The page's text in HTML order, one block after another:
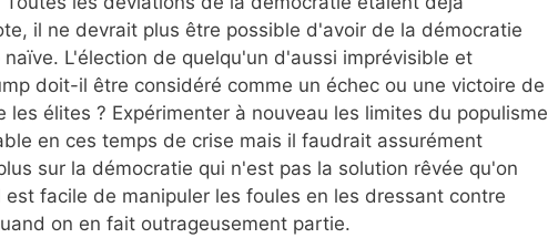
il ne devrait plus être possible d'avoir de la démocratie
L'élection de quelqu'un d'aussi imprévisible et
doit-il être considéré comme un échec ou une victoire de
les élites ? Expérimenter à nouveau les limites du populisme
en ces temps de crise mais il faudrait assurément
sur la démocratie qui n'est pas la solution rêvée qu'on
facile de manipuler les foules en les dressant contre
on en fait outrageusement partie.